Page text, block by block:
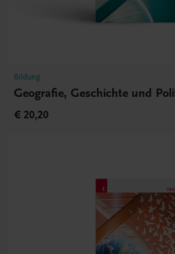
Bildung
Geografie, Geschichte und
€ 20,20